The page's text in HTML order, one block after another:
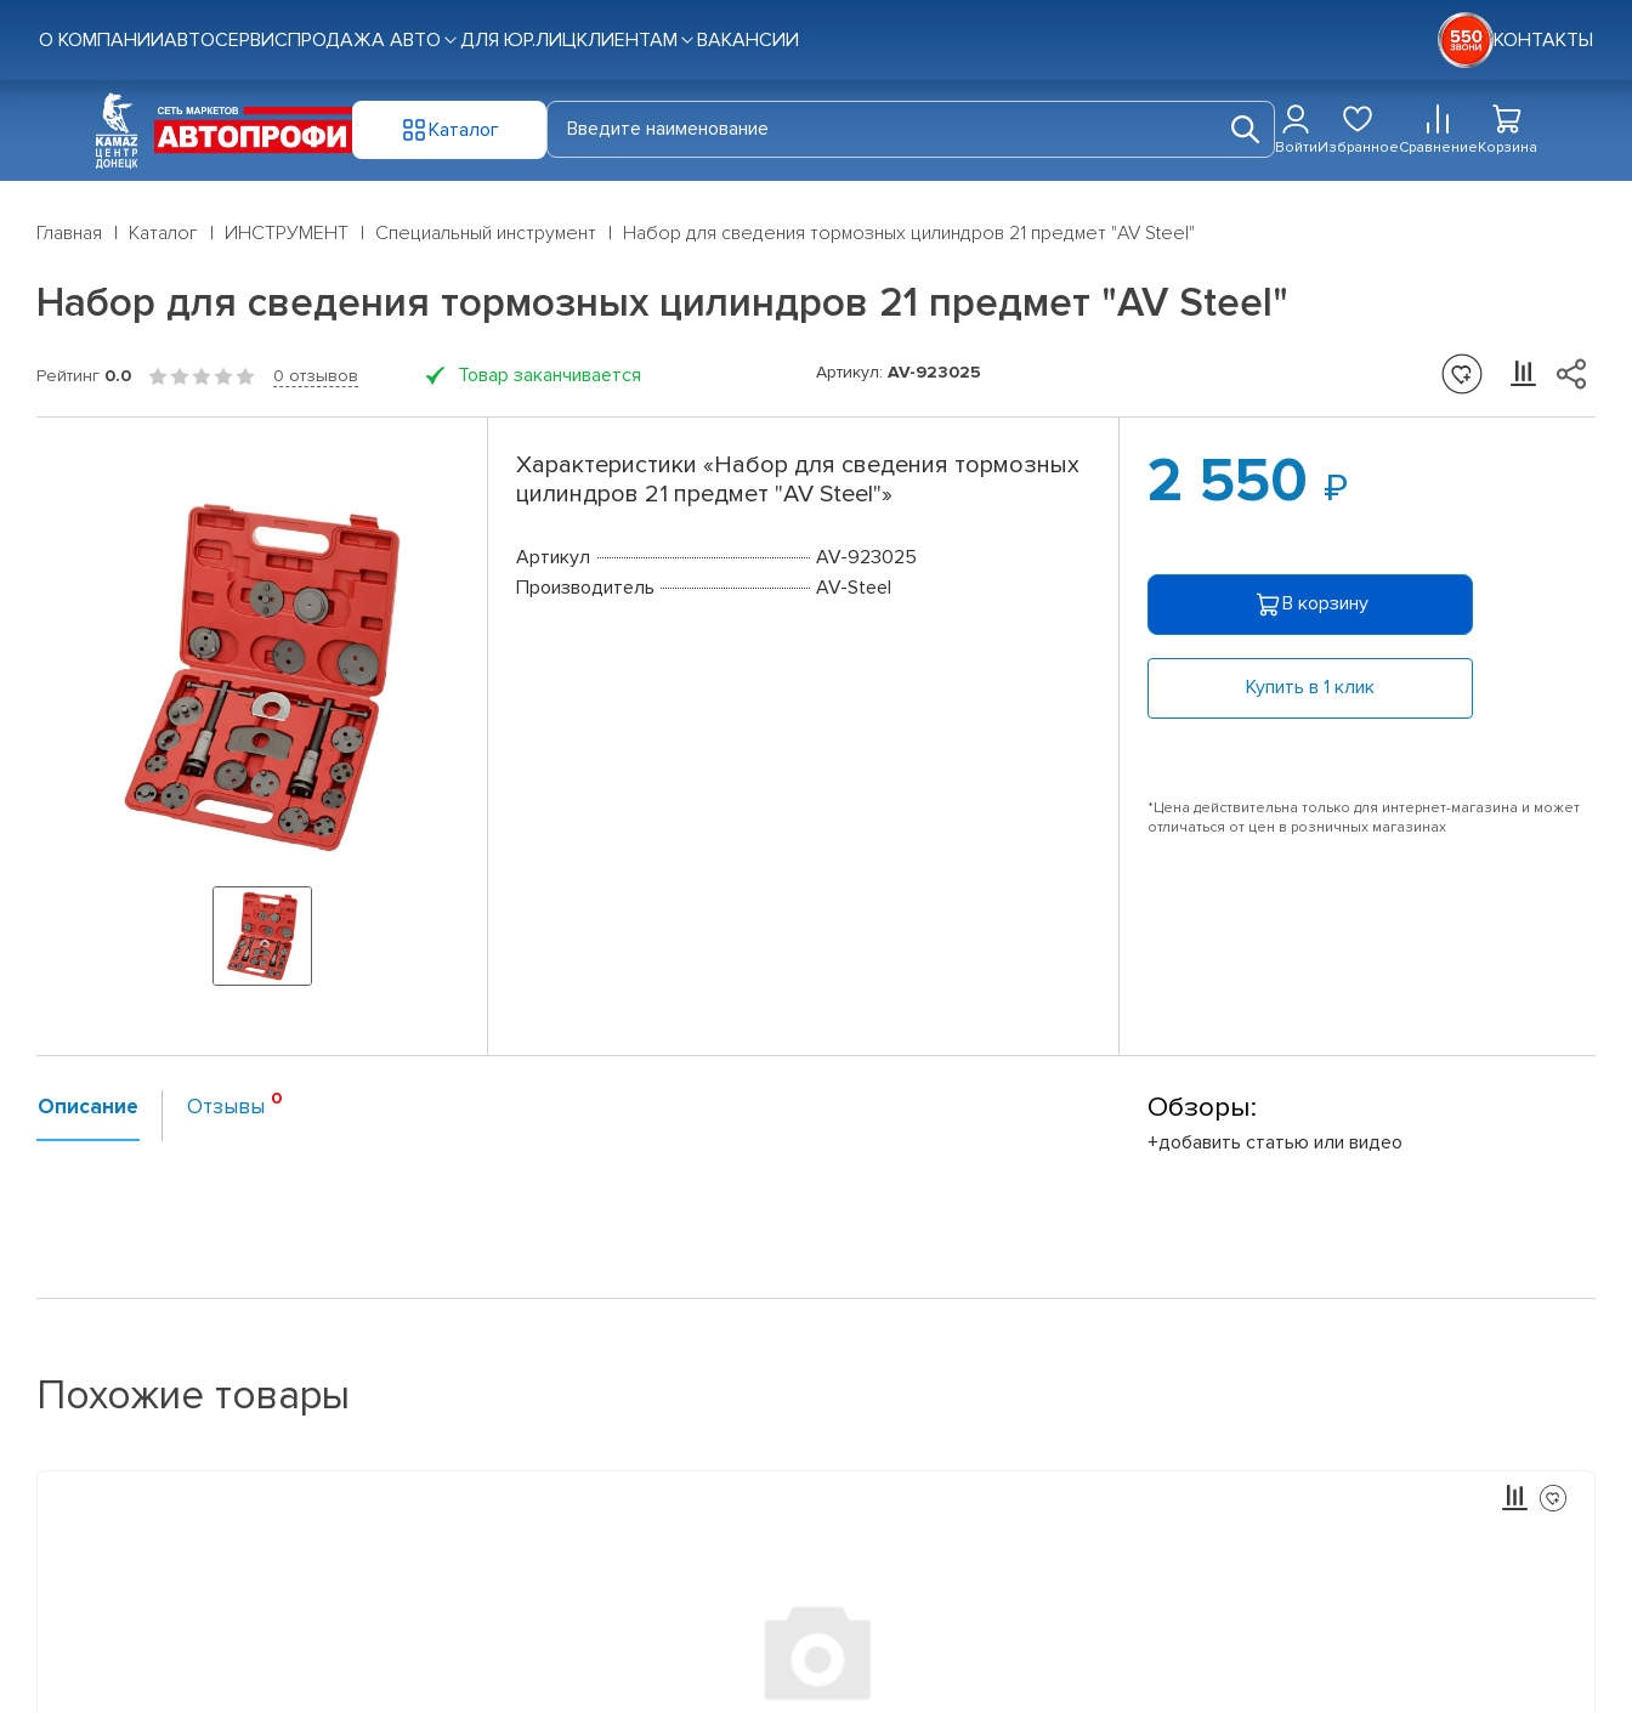
О КОМПАНИИАВТОСЕРВИСПРОДАЖА АВТО ДЛЯ ЮР.ЛИЦКЛИЕНТАМ ВАКАНСИИ КОНТАКТЫ
Каталог
ВойтиИзбранноеСравнениеКорзина
Главная Каталог ИНСТРУМЕНТ Специальный инструмент Набор для сведения тормозных цилиндров 21 предмет "AV Steel"
Набор для сведения тормозных цилиндров 21 предмет "AV Steel"
Рейтинг 0.0 0 отзывов Товар заканчивается Артикул: AV-923025
Характеристики «Набор для сведения тормозных
цилиндров 21 предмет "AV Steel"»
Артикул
AV-923025
Производитель
AV-Steel
2 550
В корзину
Купить в 1 клик
*Цена действительна только для интернет-магазина и может
отличаться от цен в розничных магазинах
Описание Отзывы Обзоры:
+добавить статью или видео
Похожие товары